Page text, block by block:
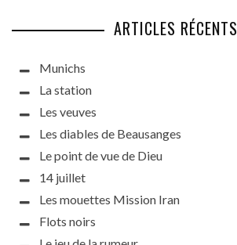
ARTICLES RÉCENTS
Munichs
La station
Les veuves
Les diables de Beausanges
Le point de vue de Dieu
14 juillet
Les mouettes Mission Iran
Flots noirs